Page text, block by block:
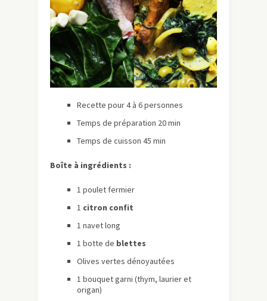
Recette pour 4 à 6 personnes
Temps de préparation 20 min
Temps de cuisson 45 min
Boîte à ingrédients :
1 poulet fermier
1 citron confit
1 navet long
1 botte de blettes
Olives vertes dénoyautées
1 bouquet garni (thym, laurier et
origan)